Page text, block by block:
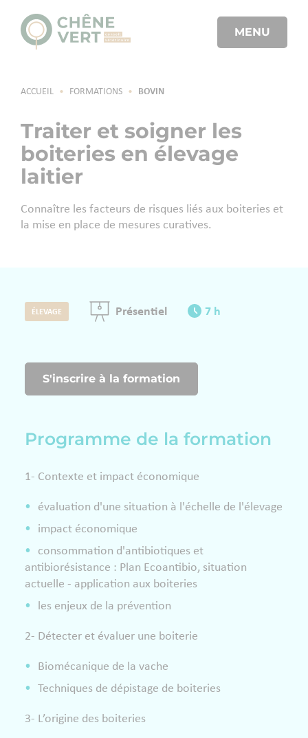
MENU
ACCUEIL • FORMATIONS • BOVIN
Traiter et soigner les
boiteries en élevage
laitier
Connaître les facteurs de risques liés aux boiteries et
la mise en place de mesures curatives.
ÉLEVAGE Présentiel 7 h
S'inscrire à la formation
Programme de la formation
1- Contexte et impact économique
évaluation d'une situation à l'échelle de l'élevage
impact économique
consommation d'antibiotiques et
antibiorésistance : Plan Ecoantibio, situation
actuelle - application aux boiteries
les enjeux de la prévention
2- Détecter et évaluer une boiterie
Biomécanique de la vache
Techniques de dépistage de boiteries
3- L’origine des boiteries